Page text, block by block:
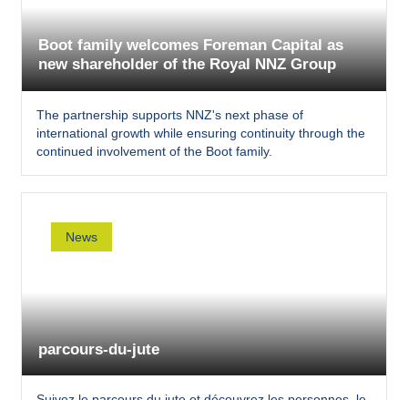
Boot family welcomes Foreman Capital as
new shareholder of the Royal NNZ Group
The partnership supports NNZ's next phase of
international growth while ensuring continuity through the
continued involvement of the Boot family.
News
parcours-du-jute